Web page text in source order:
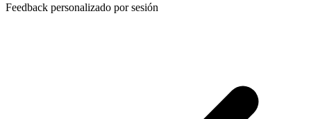
Feedback personalizado por sesión